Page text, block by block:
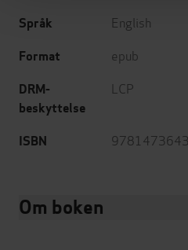
Språk English
Format epub
DRM-
beskyttelse
LCP
ISBN
Om boken